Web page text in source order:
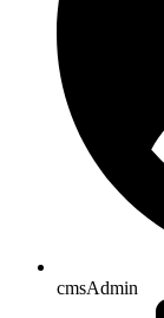
cmsAdmin